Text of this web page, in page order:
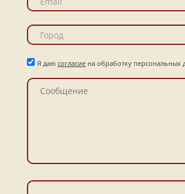
Я даю согласие на обработку персональных